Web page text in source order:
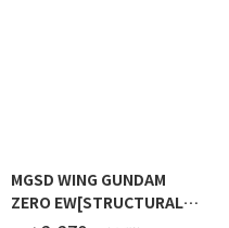
MGSD WING GUNDAM
ZERO EW[STRUCTURAL